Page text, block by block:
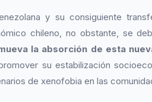
y su consiguiente
chileno, no obstante, se
la absorción de esta
su estabilización
de xenofobia en las